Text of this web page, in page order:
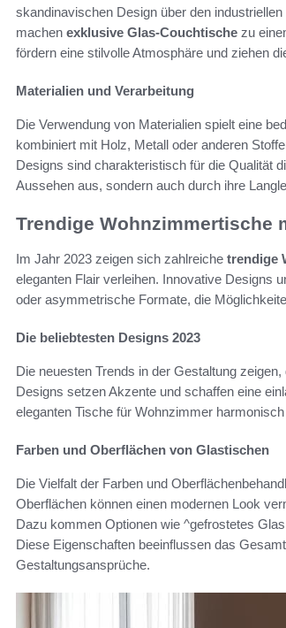
skandinavischen Design über den
machen exklusive Glas-Couchtische zu
fördern eine stilvolle Atmosphäre und ziehen
Materialien und Verarbeitung
Die Verwendung von Materialien spielt eine
kombiniert mit Holz, Metall oder anderen
Designs sind charakteristisch für die Qualität
Aussehen aus, sondern auch durch ihre
Trendige Wohnzimmertische
Im Jahr 2023 zeigen sich zahlreiche trendige
eleganten Flair verleihen. Innovative Designs
oder asymmetrische Formate, die
Die beliebtesten Designs 2023
Die neuesten Trends in der Gestaltung
Designs setzen Akzente und schaffen eine
eleganten Tische für Wohnzimmer
Farben und Oberflächen von Glastischen
Die Vielfalt der Farben und
Oberflächen können einen modernen Look
Dazu kommen Optionen wie ^gefrostetes
Diese Eigenschaften beeinflussen das
Gestaltungsansprüche.